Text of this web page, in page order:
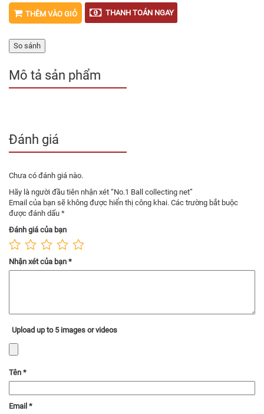
THÊM VÀO GIỎ THANH TOÁN NGAY
So sánh
Mô tả sản phẩm
Đánh giá
Chưa có đánh giá nào.
Hãy là người đầu tiên nhận xét “No.1 Ball collecting net”
Email của bạn sẽ không được hiển thị công khai. Các trường bắt buộc
được đánh dấu *
Đánh giá của bạn
Nhận xét của bạn *
Upload up to 5 images or videos
Tên *
Email *